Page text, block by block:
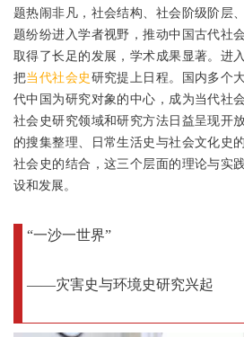
题热闹非凡，社会结构、社会阶级阶层
题纷纷进入学者视野，推动中国古代社
取得了长足的发展，学术成果显著。进
把当代社会史 研究提上日程。国内多个
代中国为研究对象的中心，成为当代社
社会史研究领域和研究方法日益呈现开
的搜集整理、日常生活史与社会文化史
社会史的结合，这三个层面的理论与实
设和发展。
“一沙一世界”
——灾害史与环境史研究兴起